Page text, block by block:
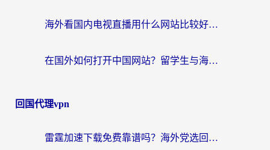
海外看国内电视直播用什么网站比较好？一篇解决你所有追剧难题的实用指南
在国外如何打开中国网站？留学生与海外华人的无缝访问指南
回国代理vpn
雷霆加速下载免费靠谱吗？海外党选回国加速器的避坑指南（附热门工具对比）